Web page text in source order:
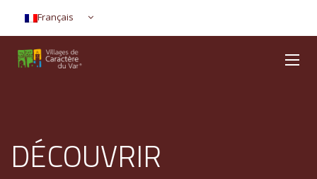
Français
DÉCOUVRIR